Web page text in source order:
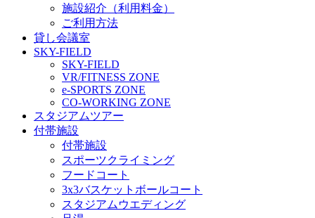
施設紹介（利用料金）
ご利用方法
貸し会議室
SKY-FIELD
SKY-FIELD
VR/FITNESS ZONE
e-SPORTS ZONE
CO-WORKING ZONE
スタジアムツアー
付帯施設
付帯施設
スポーツクライミング
フードコート
3x3バスケットボールコート
スタジアムウエディング